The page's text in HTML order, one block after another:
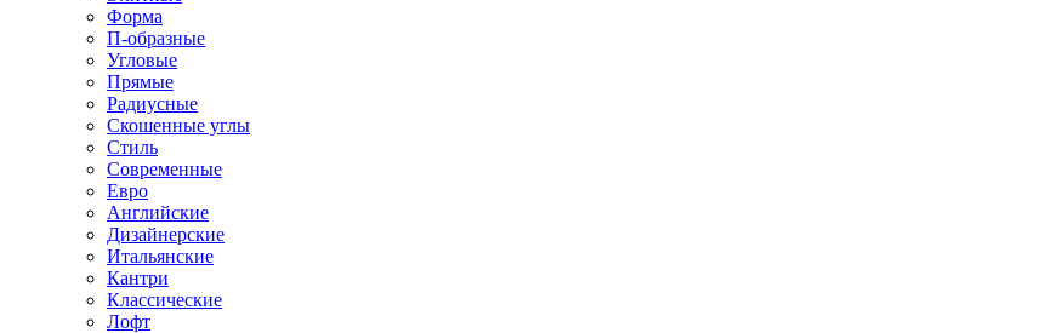
Форма
П-образные
Угловые
Прямые
Радиусные
Скошенные углы
Стиль
Современные
Евро
Английские
Дизайнерские
Итальянские
Кантри
Классические
Лофт